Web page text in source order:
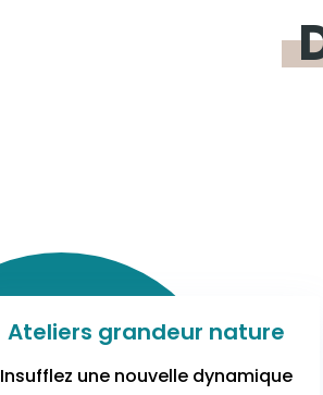
Ateliers grandeur nature
Insufflez une nouvelle dynamique